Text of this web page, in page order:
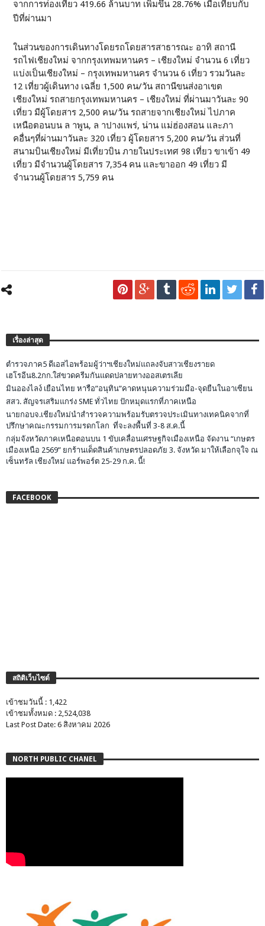
จากการท่องเที่ยว 419.66 ล้านบาท เพิ่มขึ้น 28.76% เมื่อเทียบกับ
ปีที่ผ่านมา
ในส่วนของการเดินทางโดยรถโดยสารสาธารณะ อาทิ สถานี
รถไฟเชียงใหม่ จากกรุงเทพมหานคร – เชียงใหม่ จำนวน 6 เที่ยว
แบ่งเป็นเชียงใหม่ – กรุงเทพมหานคร จำนวน 6 เที่ยว รวมวันละ
12 เที่ยวผู้เดินทาง เฉลี่ย 1,500 คน/วัน สถานีขนส่งอาเขต
เชียงใหม่ รถสายกรุงเทพมหานคร – เชียงใหม่ ที่ผ่านมาวันละ 90
เที่ยว มีผู้โดยสาร 2,500 คน/วัน รถสายจากเชียงใหม่ ไปภาค
เหนือตอนบน ล าพูน, ล าปางแพร่, น่าน แม่ฮ่องสอน และภา
คอื่นๆที่ผ่านมาวันละ 320 เที่ยว ผู้โดยสาร 5,200 คน/วัน ส่วนที่
สนามบินเชียงใหม่ มีเที่ยวบิน ภายในประเทศ 98 เที่ยว ขาเข้า 49
เที่ยว มีจำนวนผู้โดยสาร 7,354 คน และขาออก 49 เที่ยว มี
จำนวนผู้โดยสาร 5,759 คน
เรื่องล่าสุด
ตำรวจภาค5 ดีเอสไอพร้อมผู้ว่าฯเชียงใหม่แถลงจับสาวเชียงรายด
เฮโรอีน8.2กก.ใส่ขวดครีมกันแดดปลายทางออสเตรเลีย
มินอองไลง์ เยือนไทย หารือ”อนุทิน”คาดหนุนความร่วมมือ-จุดยืนในอาเซียน
สสว. สัญจรเสริมแกร่ง SME ทั่วไทย ปักหมุดแรกที่ภาคเหนือ
นายกอบจ.เชียงใหม่นำสำรวจความพร้อมรับตรวจประเมินทางเทคนิคจากที่
ปรึกษาคณะกรรมการมรดกโลก ที่จะลงพื้นที่ 3-8 ส.ค.นี้
กลุ่มจังหวัดภาคเหนือตอนบน 1 ขับเคลื่อนเศรษฐกิจเมืองเหนือ จัดงาน “เกษตร
เมืองเหนือ 2569” ยกร้านเด็ดสินค้าเกษตรปลอดภัย 3. จังหวัด มาให้เลือกจุใจ ณ
เซ็นทรัล เชียงใหม่ แอร์พอร์ต 25-29 ก.ค. นี้!
FACEBOOK
สถิติเว็บไซต์
เข้าชมวันนี้ : 1,422
เข้าชมทั้งหมด : 2,524,038
Last Post Date: 6 สิงหาคม 2026
NORTH PUBLIC CHANEL